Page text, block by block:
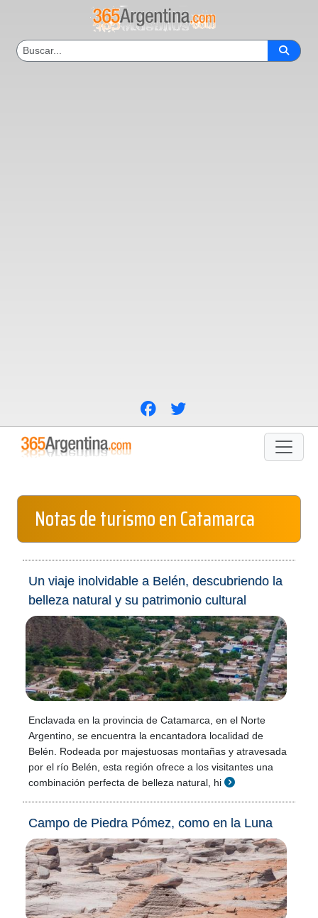
Notas de turismo en Catamarca
Un viaje inolvidable a Belén, descubriendo la
belleza natural y su patrimonio cultural
Enclavada en la provincia de Catamarca, en el Norte
Argentino, se encuentra la encantadora localidad de
Belén. Rodeada por majestuosas montañas y atravesada
por el río Belén, esta región ofrece a los visitantes una
combinación perfecta de belleza natural, hi
Campo de Piedra Pómez, como en la Luna